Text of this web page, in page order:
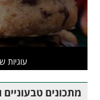
עוגיות
מתכונים טבעוניים